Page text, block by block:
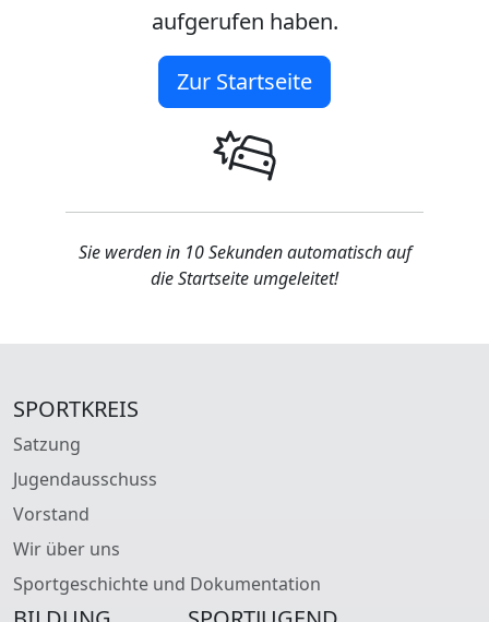
aufgerufen haben.
Zur Startseite
Sie werden in 10 Sekunden automatisch auf
die Startseite umgeleitet!
SPORTKREIS
Satzung
Jugendausschuss
Vorstand
Wir über uns
Sportgeschichte und Dokumentation